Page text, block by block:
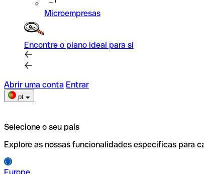
Microempresas
Encontre o plano ideal para si
Abrir uma conta Entrar
pt
Selecione o seu país
Explore as nossas funcionalidades específicas para